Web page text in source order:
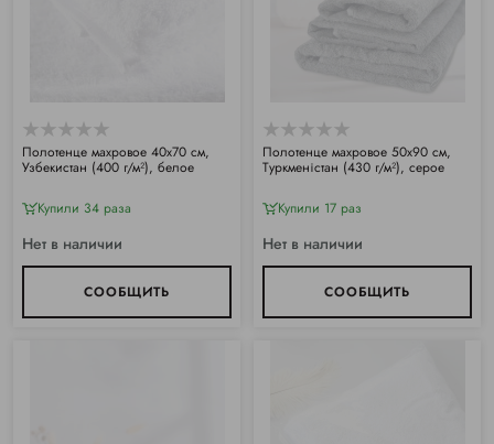
Полотенце махровое 40х70 см,
Узбекистан (400 г/м²), белое
Купили 34 раза
Нет в наличии
СООБЩИТЬ
Полотенце махровое 50х90 см,
Туркменістан (430 г/м²), серое
Купили 17 раз
Нет в наличии
СООБЩИТЬ